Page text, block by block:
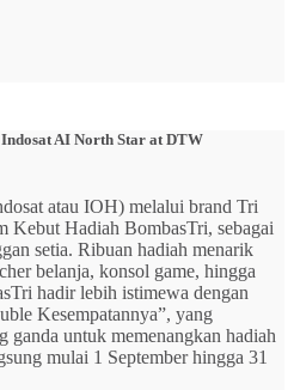
AI North Star at DTW
atau IOH) melalui brand Tri
Kebut Hadiah BombasTri, sebagai
setia. Ribuan hadiah menarik
belanja, konsol game, hingga
hadir lebih istimewa dengan
Kesempatannya”, yang
ganda untuk memenangkan hadiah
mulai 1 September hingga 31